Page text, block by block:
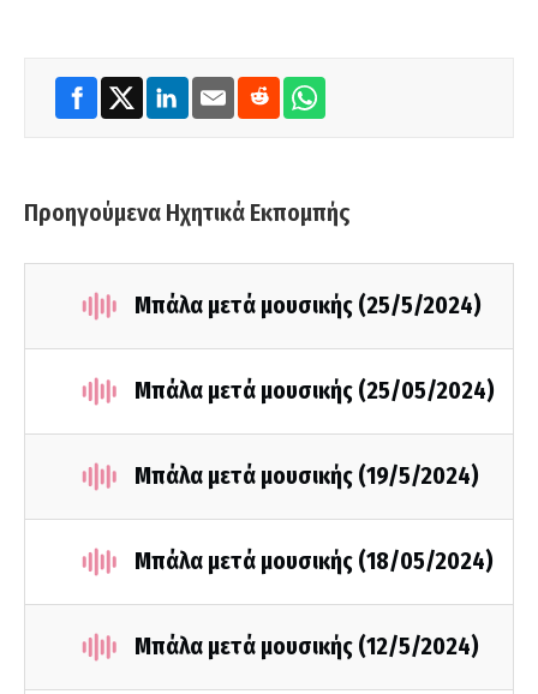
Προηγούμενα Ηχητικά Εκπομπής
Μπάλα μετά μουσικής (25/5/2024)
Μπάλα μετά μουσικής (25/05/2024)
Μπάλα μετά μουσικής (19/5/2024)
Μπάλα μετά μουσικής (18/05/2024)
Μπάλα μετά μουσικής (12/5/2024)